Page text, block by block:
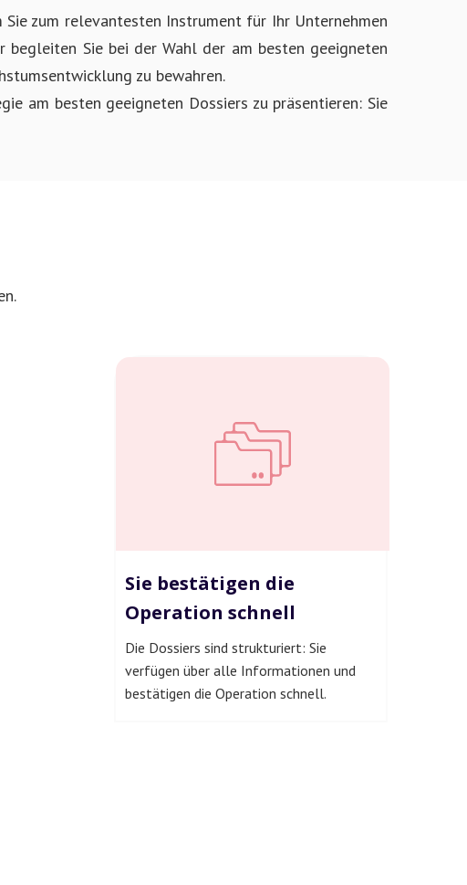
zum relevantesten Instrument für Ihr Unternehmen
begleiten Sie bei der Wahl der am besten geeigneten
zu bewahren.
am besten geeigneten Dossiers zu präsentieren: Sie
Sie bestätigen die
Operation schnell
Die Dossiers sind strukturiert: Sie
verfügen über alle Informationen und
bestätigen die Operation schnell.